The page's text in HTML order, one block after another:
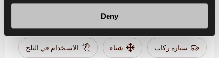
Deny
تحدى الشتاء - قيادة مريحة وآمنة لسيارات الركوب
سيارة ركاب شتاء الاستخدام في الثلج